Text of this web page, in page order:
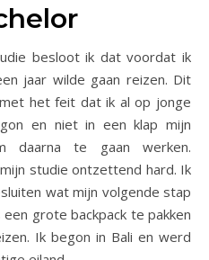
jaar wilde gaan reizen. Dit
het feit dat ik al op jonge
en niet in een klap mijn
daarna te gaan werken.
studie ontzettend hard. Ik
wat mijn volgende stap
grote backpack te pakken
Ik begon in Bali en werd